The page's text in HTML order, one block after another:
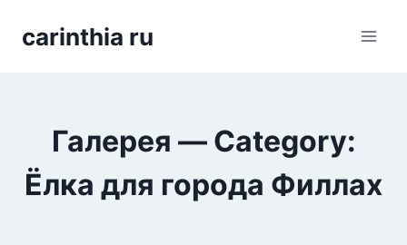
carinthia ru
Галерея — Category:
Ёлка для города Филлах